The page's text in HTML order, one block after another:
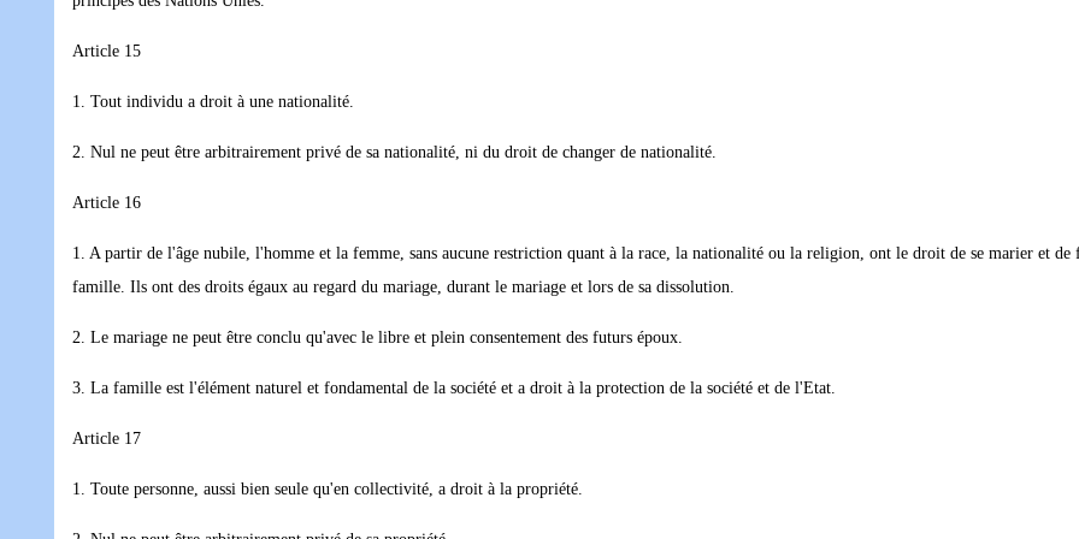
Article 15
1. Tout individu a droit à une nationalité.
2. Nul ne peut être arbitrairement privé de sa nationalité, ni du droit de changer de nationalité.
Article 16
1. A partir de l'âge nubile, l'homme et la femme, sans aucune restriction quant à la race, la nationalité ou la religion, ont le droit de se marier et de
famille. Ils ont des droits égaux au regard du mariage, durant le mariage et lors de sa dissolution.
2. Le mariage ne peut être conclu qu'avec le libre et plein consentement des futurs époux.
3. La famille est l'élément naturel et fondamental de la société et a droit à la protection de la société et de l'Etat.
Article 17
1. Toute personne, aussi bien seule qu'en collectivité, a droit à la propriété.